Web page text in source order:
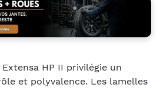
Extensa HP II privilégie un
et polyvalence. Les lamelles